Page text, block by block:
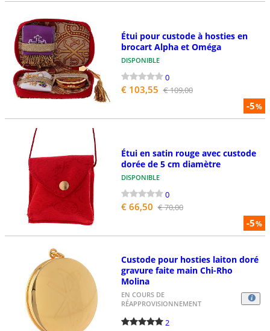
-5%
Étui pour custode à hosties en
brocart Alpha et Oméga
DISPONIBLE
0
€ 103,55 € 109,00
-5%
Étui en satin rouge avec custode
dorée de 5 cm diamètre
DISPONIBLE
0
€ 66,50 € 70,00
Custode pour hosties laiton doré
gravure faite main Chi-Rho
Molina
EN COURS DE
RÉAPPROVISIONNEMENT
2